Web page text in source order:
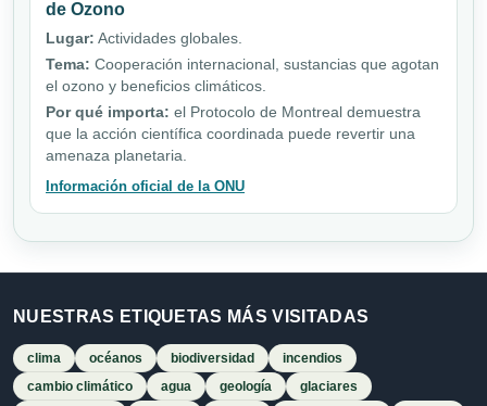
de Ozono
Lugar: Actividades globales.
Tema: Cooperación internacional, sustancias que agotan
el ozono y beneficios climáticos.
Por qué importa: el Protocolo de Montreal demuestra
que la acción científica coordinada puede revertir una
amenaza planetaria.
Información oficial de la ONU
NUESTRAS ETIQUETAS MÁS VISITADAS
clima océanos biodiversidad
incendios
cambio climático
agua geología
glaciares